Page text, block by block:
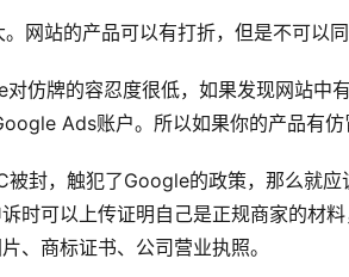
网站的产品可以有打折，但是不可以
仿牌的容忍度很低，如果发现网站中
Ads账户。所以如果你的产品有仿
被封，触犯了Google的政策，那么就
时可以上传证明自己是正规商家的材
、商标证书、公司营业执照。